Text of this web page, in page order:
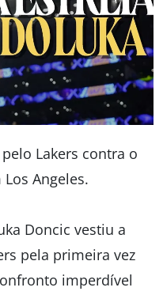
Lakers contra o
Angeles.
Doncic vestiu a
pela primeira vez
imperdível